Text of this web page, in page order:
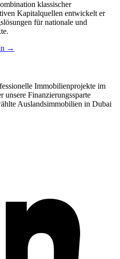
klassischer
Kapitalquellen entwickelt er
für nationale und
→
Immobilienprojekte im
Finanzierungssparte
Auslandsimmobilien in Dubai